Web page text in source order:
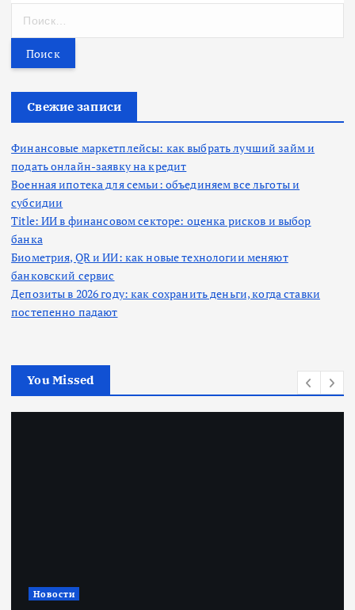
т
Свежие записи
Финансовые маркетплейсы: как выбрать лучший займ и
подать онлайн-заявку на кредит
Военная ипотека для семьи: объединяем все льготы и
субсидии
Title: ИИ в финансовом секторе: оценка рисков и выбор
банка
Биометрия, QR и ИИ: как новые технологии меняют
банковский сервис
Депозиты в 2026 году: как сохранить деньги, когда ставки
постепенно падают
You Missed
Новости